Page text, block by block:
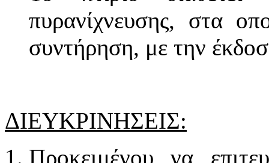
πυρανίχνευσης, στα
συντήρηση, με την
ΔΙΕΥΚΡΙΝΗΣΕΙΣ:
Προκειμένου να